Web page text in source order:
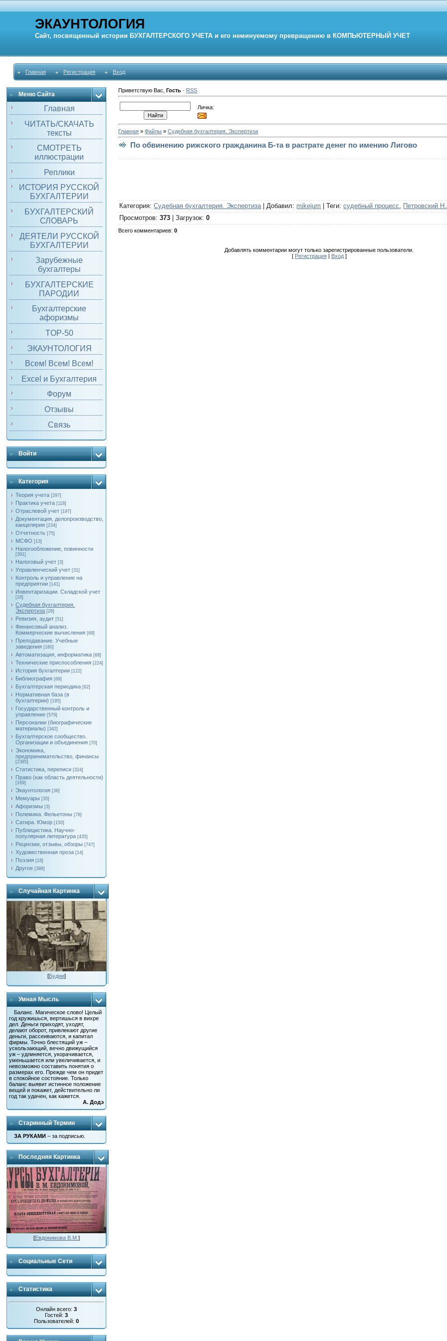
ЭКАУНТОЛОГИЯ
Сайт, посвященный истории БУХГАЛТЕРСКОГО УЧЕТА и его неминуемому превращению в КОМПЬЮТЕРНЫЙ УЧЕТ
Главная Регистрация Вход
Меню Сайта
Главная
ЧИТАТЬ/СКАЧАТЬ
тексты
СМОТРЕТЬ
иллюстрации
Реплики
ИСТОРИЯ РУССКОЙ
БУХГАЛТЕРИИ
БУХГАЛТЕРСКИЙ
СЛОВАРЬ
ДЕЯТЕЛИ РУССКОЙ
БУХГАЛТЕРИИ
Зарубежные
бухгалтеры
БУХГАЛТЕРСКИЕ
ПАРОДИИ
Бухгалтерские
афоризмы
TOP-50
ЭКАУНТОЛОГИЯ
Всем! Всем! Всем!
Excel и Бухгалтерия
Форум
Отзывы
Связь
Войти
Категория
Теория учета [297]
Практика учета [118]
Отраслевой учет [197]
Документация, делопроизводство,
канцелярия [234]
Отчетность [75]
МСФО [13]
Налогообложение, повинности
[391]
Налоговый учет [3]
Управленческий учет [31]
Контроль и управление на
предприятии [141]
Инвентаризации. Складской учет
[18]
Судебная бухгалтерия.
Экспертиза [26]
Ревизия, аудит [51]
Финансовый анализ.
Коммерческие вычисления [69]
Преподавание. Учебные
заведения [180]
Автоматизация, информатика [68]
Технические приспособления [224]
История бухгалтерии [122]
Библиография [69]
Бухгалтерская периодика [62]
Нормативная база (в
бухгалтерии) [195]
Государственный контроль и
управление [579]
Персоналии (биографические
материалы) [342]
Бухгалтерское сообщество.
Организации и объединения [70]
Экономика,
предпринимательство, финансы
[2385]
Статистика, переписи [324]
Право (как область деятельности)
[169]
Экаунтология [36]
Мемуары [35]
Афоризмы [3]
Полемика. Фельетоны [78]
Сатира. Юмор [150]
Публицистика. Научно-
популярная литература [435]
Рецензии, отзывы, обзоры [747]
Художественная проза [14]
Поэзия [18]
Другое [388]
Случайная Картинка
[Будни]
Умная Мысль
Баланс. Магическое слово! Целый
год кружишься, вертишься в вихре
дел. Деньги приходят, уходят,
делают оборот, привлекают другие
деньги, рассеиваются, и капитал
фирмы. Точно блестящий уж –
ускользающий, вечно движущийся
уж – удлиняется, укорачивается,
уменьшается или увеличивается, и
невозможно составить понятия о
размерах его. Прежде чем он придет
в спокойное состояние. Только
баланс выявит истинное положение
вещей и покажет, действительно ли
год так удачен, как кажется.
А. Додэ
Старинный Термин
ЗА РУКАМИ – за подписью.
Последняя Картинка
[Евдокимова В.М. ]
Социальные Сети
Статистика
Онлайн всего:3
Гостей:3
Пользователей:0
Приветствую Вас ,Гость · RSS
Личка:
Главная »Файлы »Судебная бухгалтерия. Экспертиза
По обвинению рижского гражданина Б-та в растрате денег по имению Лигово
Категория:Судебная бухгалтерия. Экспертиза|Добавил: mikejum |Теги:судебный процесс, Петровский
Просмотров:373 |Загрузок:0
Всего комментариев:0
Добавлять комментарии могут только зарегистрированные пользователи.
[ Регистрация| Вход]